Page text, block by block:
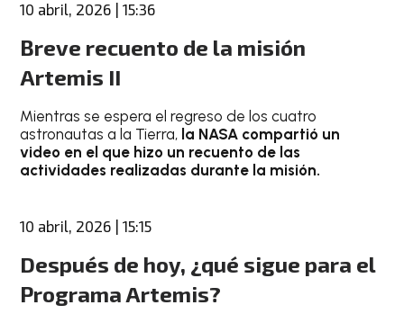
10 abril, 2026 | 15:36
Breve recuento de la misión
Artemis II
Mientras se espera el regreso de los cuatro
astronautas a la Tierra, la NASA compartió un
video en el que hizo un recuento de las
actividades realizadas durante la misión.
10 abril, 2026 | 15:15
Después de hoy, ¿qué sigue para el
Programa Artemis?